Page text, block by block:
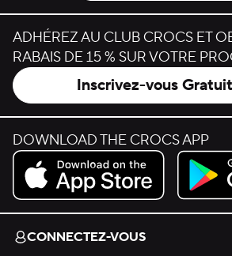
ADHÉREZ AU CLUB CROCS ET
RABAIS DE 15 % SUR VOTRE
Inscrivez-vous
DOWNLOAD THE CROCS APP
Download on the App Store.
Get it on
CONNECTEZ-VOUS